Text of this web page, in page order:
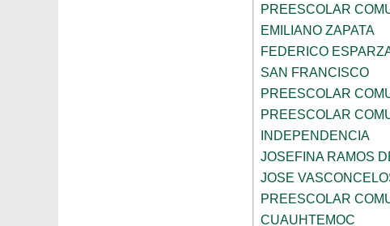
PREESCOLAR
EMILIANO ZAPATA
FEDERICO
SAN FRANCISCO
PREESCOLAR
PREESCOLAR
INDEPENDENCIA
JOSEFINA RAMOS
JOSE
PREESCOLAR
CUAUHTEMOC